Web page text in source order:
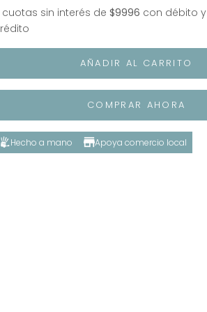
cuotas sin interés de$9996 con débito y
AÑADIR AL CARRITO
COMPRAR AHORA
Hecho a mano Apoya comercio local